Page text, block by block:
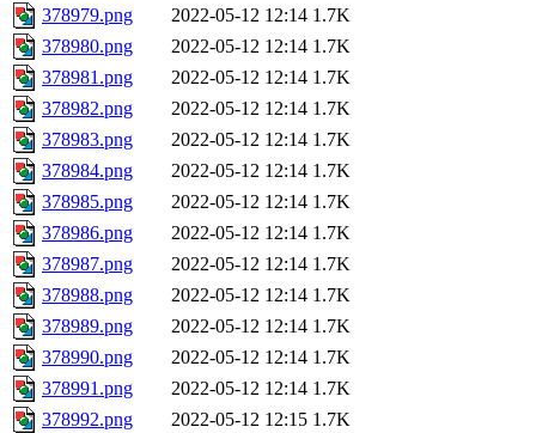
378979.png
2022-05-12 12:14 1.7K
378980.png
2022-05-12 12:14 1.7K
378981.png
2022-05-12 12:14 1.7K
378982.png
2022-05-12 12:14 1.7K
378983.png
2022-05-12 12:14 1.7K
378984.png
2022-05-12 12:14 1.7K
378985.png
2022-05-12 12:14 1.7K
378986.png
2022-05-12 12:14 1.7K
378987.png
2022-05-12 12:14 1.7K
378988.png
2022-05-12 12:14 1.7K
378989.png
2022-05-12 12:14 1.7K
378990.png
2022-05-12 12:14 1.7K
378991.png
2022-05-12 12:14 1.7K
378992.png
2022-05-12 12:15 1.7K